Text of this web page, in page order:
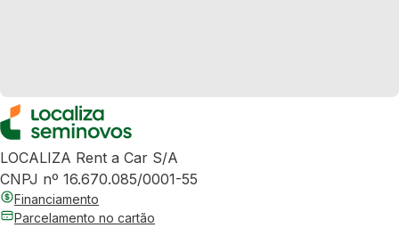
LOCALIZA Rent a Car S/A
CNPJ nº 16.670.085/0001-55
Financiamento
Parcelamento no cartão